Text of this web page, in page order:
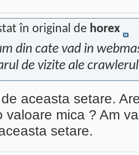
în original de horex
din cate vad in
de vizite ale
aceasta setare.
valoare mica ? Am
setare.